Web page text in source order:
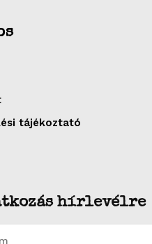
tájékoztató
hírlevélre